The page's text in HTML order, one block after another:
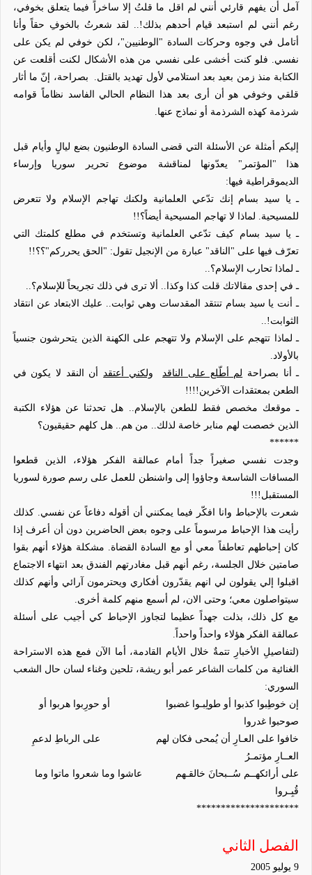
آمل أن يفهم قارئي أنني لم اقل ما قلتُ إلا ساخراً فيما يتعلق بخوفي،
رغم أنني لم استبعد قيام أحدهم بذلك!.. لقد شعرتُ بالخوفِ حقاً وأنا
أتامل في وجوه وحركات السادة "الوطنيين"، لكن خوفي لم يكن على
نفسي. فلو كنت أخشى على نفسي من هذه الأشكال لكنت أقلعت عن
الكتابة منذ زمن بعيد بعد استلامي لأول تهديد بالقتل.
بصراحة، إنّ ما أثار
قلقي وخوفي هو أن أرى بعد هذا النظام الحالي الفاسد نظاماً قوامه
شرذمة كهذه الشرذمة أو نماذج عنها.
إليكم أمثلة عن الأسئلة التي قضى السادة الوطنيون بضع ليالٍ وأيام قبل
هذا "المؤتمر" يعدّونها لمناقشة موضوع تحرير سوريا وإرساء
الديموقراطية فيها:
ـ يا سيد بسام إنك تدّعي العلمانية ولكنك تهاجم الإسلام ولا تتعرض
للمسيحية. لماذا لا تهاجم المسيحية أيضاً؟!!
ـ يا سيد بسام كيف تدّعي العلمانية وتستخدم في مطلع كلمتك التي
تعرّف فيها على "الناقد" عبارة من الإنجيل تقول: "الحق يحرركم"؟؟!!
ـ لماذا تحارب الإسلام؟..
ـ في إحدى مقالاتك قلت كذا وكذا.. ألا ترى في ذلك تجريحاً للإسلام؟..
ـ أنت يا سيد بسام تنتقد المقدسات وهي ثوابت.. عليك الابتعاد عن انتقاد
الثوابت!..
ـ لماذا تتهجم على الإسلام ولا تتهجم على الكهنة الذين يتحرشون جنسياً
بالأولاد.
ـ أنا بصراحة لم أطّلع على الناقد ولكني أعتقدأن النقد لا يكون في
الطعن بمعتقدات الآخرين!!!!
ـ موقعك مخصص فقط للطعن بالإسلام.. هل تحدثنا عن هؤلاء الكتبة
الذين خصصت لهم منابر خاصة لذلك.. من هم.. هل كلهم حقيقيون؟
******
وجدت نفسي صغيراً جداً أمام عمالقة الفكر هؤلاء، الذين قطعوا
المسافات الشاسعة وجاؤوا إلى واشنطن للعمل على رسم صورة لسوريا
المستقبل!!!
شعرت بالإحباط وانا افكّر فيما يمكنني أن أقوله دفاعاً عن نفسي. كذلك
رأيت هذا الإحباط مرسوماً على وجوه بعض الحاضرين دون أن أعرف إذا
كان إحباطهم تعاطفاً معي أو مع السادة القضاة. مشكلة هؤلاء أنهم بقوا
صامتين خلال الجلسة، رغم أنهم قبل مغادرتهم الفندق بعد انتهاء الاجتماع
اقبلوا إلي يقولون لي انهم يقدّرون أفكاري ويحترمون آرائي وأنهم كذلك
سيتواصلون معي؛ وحتى الان، لم أسمع منهم كلمة أخرى.
مع كل ذلك، بذلت جهداً عظيما لتجاوز الإحباط كي أجيب على أسئلة
عمالقة الفكر هؤلاء واحداً واحداً.
(لتفاصيلِ الأخبارِ تتمةٌ خلال الأيام القادمة، أما الآن فمع هذه الاستراحة
الغنائية من كلمات الشاعر عمر أبو ريشة، تلحين وغناء لسان حال الشعب
السوري:
إن خوطِبوا كذبوا أو طولِبـوا غضبوا
أو حورِبوا هربوا أو
صوحبوا غدروا
خافوا على العـارِ أن يُمحى فكان لهم على الرباطِ لدعمِ
العــارِ مؤتمـرُ
على أرائكهــم سُــبحانَ خالقـهم عاشوا وما شعروا ماتوا وما
قُبِـروا
*********************
الفصل الثاني
9 يوليو 2005